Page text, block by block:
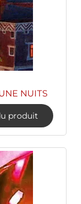
NUITS
produit